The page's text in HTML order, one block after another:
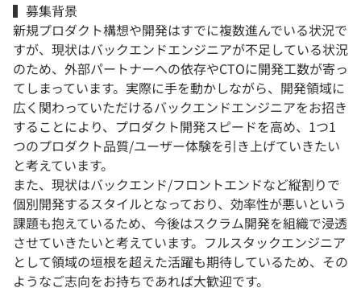
▍募集背景
新規プロダクト構想や開発はすでに複数進んでいる状況で
すが、現状はバックエンドエンジニアが不足している状況
のため、外部パートナーへの依存やCTOに開発工数が寄っ
てしまっています。実際に手を動かしながら、開発領域に
広く関わっていただけるバックエンドエンジニアをお招き
することにより、プロダクト開発スピードを高め、1つ1
つのプロダクト品質/ユーザー体験を引き上げていきたい
と考えています。
また、現状はバックエンド/フロントエンドなど縦割りで
個別開発するスタイルとなっており、効率性が悪いという
課題も抱えているため、今後はスクラム開発を組織で浸透
させていきたいと考えています。フルスタックエンジニア
として領域の垣根を超えた活躍も期待しているため、その
ようなご志向をお持ちであれば大歓迎です。